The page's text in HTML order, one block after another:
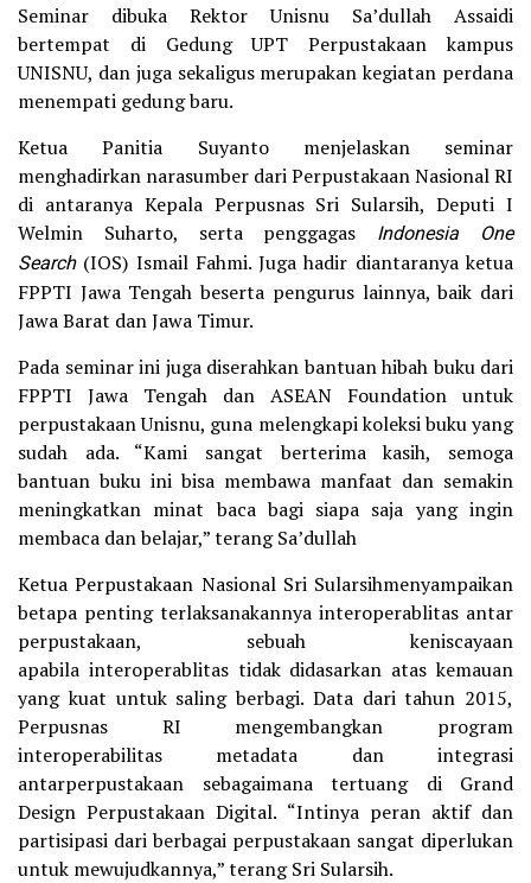
Seminar dibuka Rektor Unisnu Sa’dullah Assaidi
bertempat di Gedung UPT Perpustakaan kampus
UNISNU, dan juga sekaligus merupakan kegiatan perdana
menempati gedung baru.
Ketua Panitia Suyanto menjelaskan seminar
menghadirkan narasumber dari Perpustakaan Nasional RI
di antaranya Kepala Perpusnas Sri Sularsih, Deputi I
Welmin Suharto, serta penggagas Indonesia One
Search(IOS) Ismail Fahmi. Juga hadir diantaranya ketua
FPPTI Jawa Tengah beserta pengurus lainnya, baik dari
Jawa Barat dan Jawa Timur.
Pada seminar ini juga diserahkan bantuan hibah buku dari
FPPTI Jawa Tengah dan ASEAN Foundation untuk
perpustakaan Unisnu, guna melengkapi koleksi buku yang
sudah ada. “Kami sangat berterima kasih, semoga
bantuan buku ini bisa membawa manfaat dan semakin
meningkatkan minat baca bagi siapa saja yang ingin
membaca dan belajar,” terang Sa’dullah
Ketua Perpustakaan Nasional Sri Sularsihmenyampaikan
betapa penting terlaksanakannya interoperablitas antar
perpustakaan, sebuah keniscayaan
apabila interoperablitas tidak didasarkan atas kemauan
yang kuat untuk saling berbagi. Data dari tahun 2015,
Perpusnas RI mengembangkan program
interoperabilitas metadata dan integrasi
antarperpustakaan sebagaimana tertuang di Grand
Design Perpustakaan Digital. “Intinya peran aktif dan
partisipasi dari berbagai perpustakaan sangat diperlukan
untuk mewujudkannya,” terang Sri Sularsih.